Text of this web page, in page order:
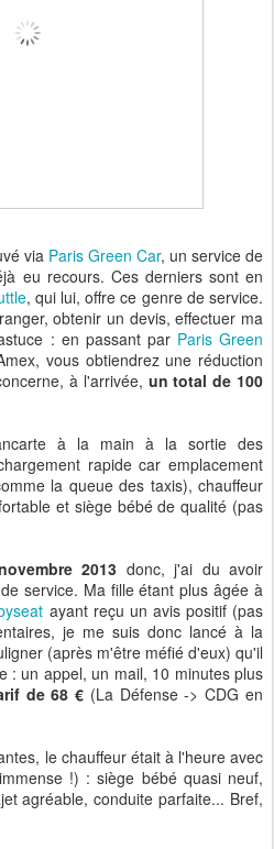
via Paris Green Car, un service de
eu recours. Ces derniers sont en
, qui lui, offre ce genre de service.
obtenir un devis, effectuer ma
: en passant par Paris Green
vous obtiendrez une réduction
à l'arrivée, un total de 100
à la main à la sortie des
rapide car emplacement
la queue des taxis), chauffeur
et siège bébé de qualité (pas
2013 donc, j'ai du avoir
service. Ma fille étant plus âgée à
ayant reçu un avis positif (pas
je me suis donc lancé à la
(après m'être méfié d'eux) qu'il
: un appel, un mail, 10 minutes plus
de 68 € (La Défense -> CDG en
le chauffeur était à l'heure avec
!) : siège bébé quasi neuf,
agréable, conduite parfaite... Bref,